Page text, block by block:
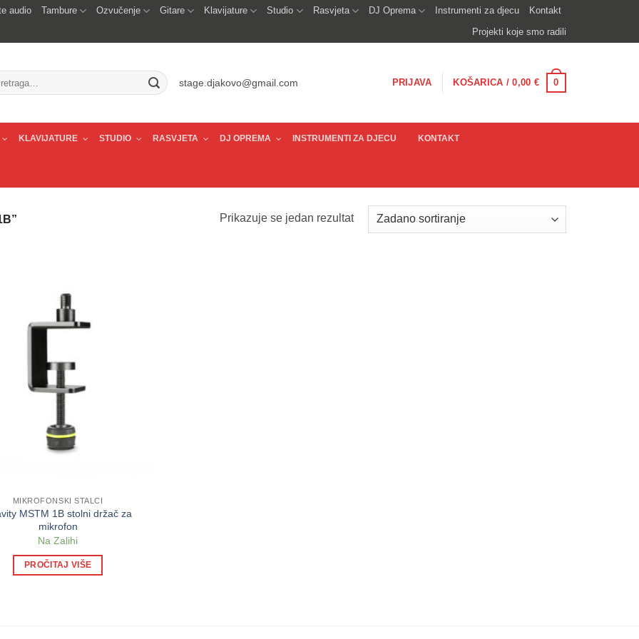
audio Tambure Ozvučenje Gitare Klavijature Studio Rasvjeta DJ Oprema Instrumenti za djecu
Kontakt
Projekti koje smo radili
stage.djakovo@gmail.com PRIJAVA KOŠARICA /0,00 € 0
KLAVIJATURE STUDIO RASVJETA DJ OPREMA INSTRUMENTI ZA DJECU KONTAKT
Prikazuje se jedan rezultat
MIKROFONSKI STALCI
MSTM 1B stolni držač za
mikrofon
Na Zalihi
PROČITAJ VIŠE